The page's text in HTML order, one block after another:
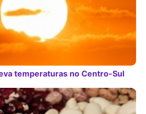
temperaturas no Centro-Sul